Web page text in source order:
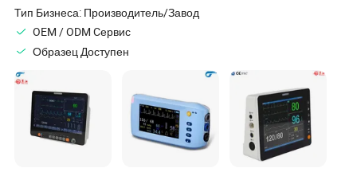
Тип Бизнеса: Производитель/Завод
OEM / ODM Cервис
Образец Доступен